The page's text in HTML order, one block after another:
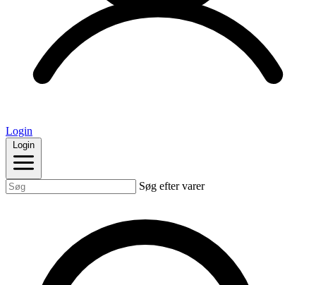
Login
Login
Søg efter varer